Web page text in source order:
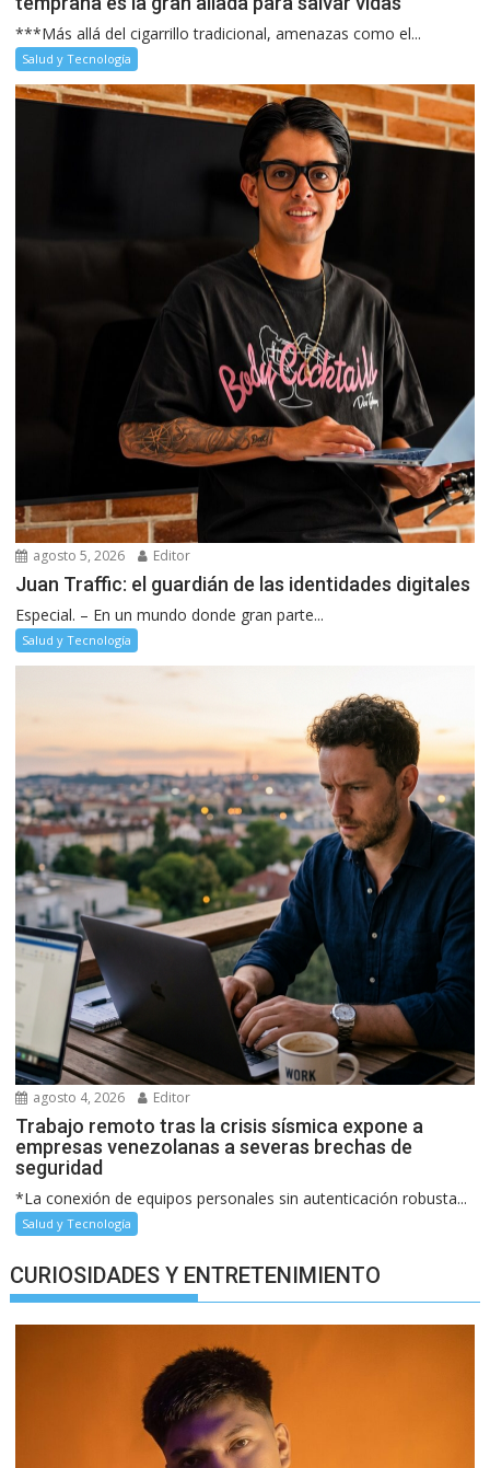
***Más allá del cigarrillo tradicional, amenazas como el...
Salud y Tecnología
agosto 5, 2026 Editor
Juan Traffic: el guardián de las identidades digitales
Especial. – En un mundo donde gran parte...
Salud y Tecnología
agosto 4, 2026 Editor
Trabajo remoto tras la crisis sísmica expone a
empresas venezolanas a severas brechas de
seguridad
*La conexión de equipos personales sin autenticación robusta...
Salud y Tecnología
CURIOSIDADES Y ENTRETENIMIENTO